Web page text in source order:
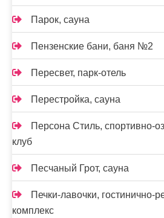
Парок, сауна
Пензенские бани, баня №2
Пересвет, парк-отель
Перестройка, сауна
Персона Стиль, спортивно-
клуб
Песчаный Грот, сауна
Печки-лавочки, гостинично-
комплекс